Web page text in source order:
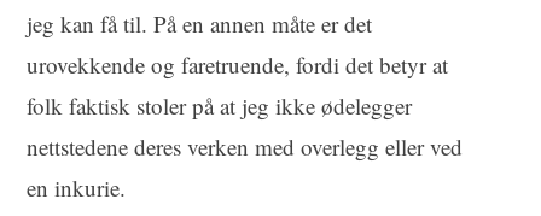
jeg kan få til. På en annen måte er det
urovekkende og faretruende, fordi det betyr at
folk faktisk stoler på at jeg ikke ødelegger
nettstedene deres verken med overlegg eller ved
en inkurie.